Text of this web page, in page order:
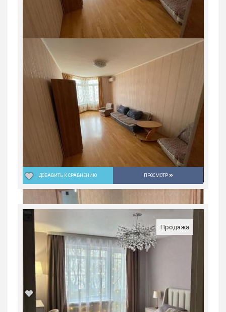
Продается 3-комн. квартира, 80,4 м²
Россия, Свердловская область,
Екатеринбург
12 088 000 руб.
3 14/16
Квартира...
Россия, Свердловская область,
Екатеринбург
7 900 000 руб.
11/15
ДОБАВИТЬ К СРАВНЕНИЮ ПРОСМОТР
Продажа